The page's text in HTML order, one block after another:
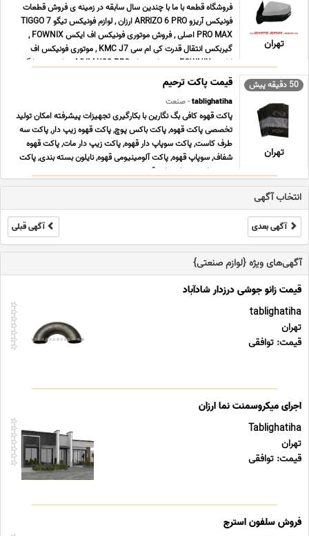
تهران
فروشگاه قطعه با ما با چندین سال سابقه در زمینه ی فروش قطعات
فونیکس آریزو ARRIZO 6 PRO ارزان , لوازم فونیکس تیگو TIGGO 7
PRO MAX اصلی , فروش موتوری فونیکس اف ایکس FOWNIX ,
گیربکس انتقال قدرت کی ام سی KMC J7 , موتوری فونیکس اف
ایکس FOWNIX , بدنه ام وی ام MVM X22 PRO , جلوبندی سانگ ...
...
50 دقیقه پیش
تهران
قیمت پاکت ترحیم
tablighatiha- صنعت
پاکت قهوه کافی بگ نگارین با بکارگیری تجهیزات پیشرفته امکان تولید
تخصصی پاکت قهوه, پاکت باکس پوچ, پاکت قهوه زیپ دار, پاکت سه
طرف کاست, پاکت سوپاپ دار قهوه, پاکت زیپ دار مات, پاکت قهوه
شفاف, سوپاپ قهوه, پاکت آلومینیومی قهوه, نایلون بسته بندی, پاکت
پنجره دار, بسته ایستاده قهوه, بسته ... ...
انتخاب آگهی
آگهی بعدی آگهی قبلی
آگهی‌های ویژه {لوازم صنعتی}
قیمت زانو جوشی درزدار شادآباد
tablighatiha
تهران
قیمت: توافقی
اجرای میکروسمنت نما ارزان
Tablighatiha
تهران
قیمت: توافقی
فروش سلفون استرچ